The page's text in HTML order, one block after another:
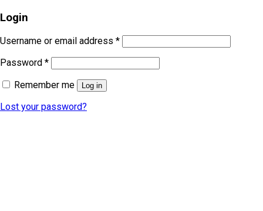
Login
Username or email address *
Password *
Remember me
Log in
Lost your password?